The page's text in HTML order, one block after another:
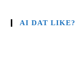
AI DAT LIKE?